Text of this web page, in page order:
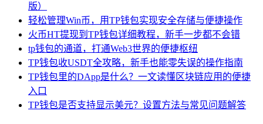
版）
轻松管理Win币，用TP钱包实现安全存储与便捷操作
火币HT提现到TP钱包详细教程，新手一步都不会错
tp钱包的通道，打通Web3世界的便捷枢纽
TP钱包收USDT全攻略，新手也能零失误的操作指南
TP钱包里的DApp是什么？一文读懂区块链应用的便捷
入口
TP钱包是否支持显示美元？设置方法与常见问题解答